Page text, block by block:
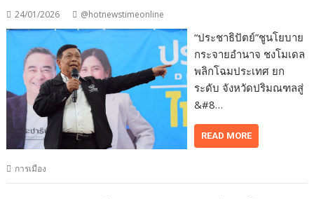
24/01/2026 @hotnewstimeonline
“ประชาธิปัตย์”ชูนโยบาย
กระจายอำนาจ ชงโมเดล
พลิกโฉมประเทศ ยก
ระดับ จังหวัดปริมณฑลสู่
&#8…
READ MORE
การเมือง